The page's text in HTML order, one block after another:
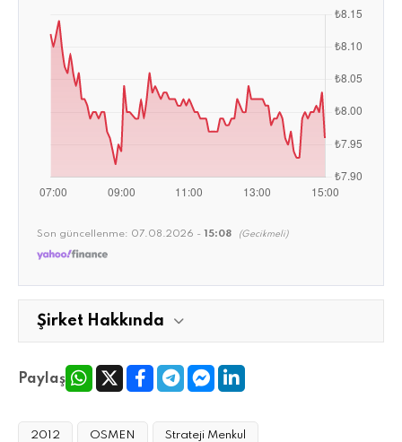
Son güncellenme: 07.08.2026 - 15:08 (Gecikmeli)
Şirket Hakkında
Paylaş
2012 OSMEN Strateji Menkul